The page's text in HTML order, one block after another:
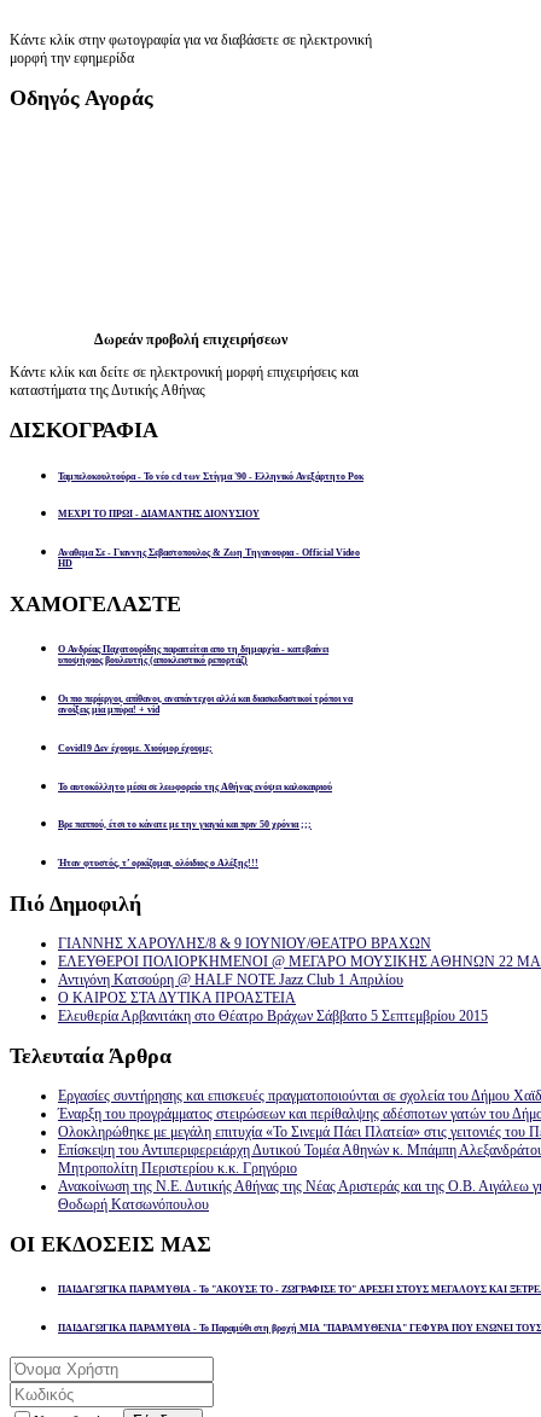
Κάντε κλίκ στην φωτογραφία για να διαβάσετε σε ηλεκτρονική
μορφή την εφημερίδα
Οδηγός Αγοράς
Δωρεάν προβολή επιχειρήσεων
Κάντε κλίκ και δείτε σε ηλεκτρονική μορφή επιχειρήσεις και
καταστήματα της Δυτικής Αθήνας
ΔΙΣΚΟΓΡΑΦΙΑ
Ταμπελοκουλτούρα - Το νέο cd των Στίγμα '90 - Ελληνικό Ανεξάρτητο Ροκ
ΜΕΧΡΙ ΤΟ ΠΡΩΙ - ΔΙΑΜΑΝΤΗΣ ΔΙΟΝΥΣΙΟΥ
Αναθεμα Σε - Γιαννης Σεβαστοπουλος & Ζωη Τηγανουρια - Official Video
HD
ΧΑΜΟΓΕΛΑΣΤΕ
Ο Ανδρέας Παχατουρίδης παραιτείται απο τη δημαρχία - κατεβαίνει
υποψήφιος βουλευτής (αποκλειστικό ρεπορτάζ)
Οι πιο περίεργοι, απίθανοι, αναπάντεχοι αλλά και διασκεδαστικοί τρόποι να
ανοίξεις μία μπύρα! + vid
Covid19 Δεν έχουμε. Χιούμορ έχουμε;
Το αυτοκόλλητο μέσα σε λεωφορείο της Αθήνας ενόψει καλοκαιριού
Βρε παππού, έτσι το κάνατε με την γιαγιά και πριν 50 χρόνια ;;;
Ήταν φτυστός, τ’ ορκίζομαι, ολόιδιος ο Αλέξης!!!
Πιό Δημοφιλή
ΓΙΑΝΝΗΣ ΧΑΡΟΥΛΗΣ/8 & 9 ΙΟΥΝΙΟΥ/ΘΕΑΤΡΟ ΒΡΑΧΩΝ
ΕΛΕΥΘΕΡΟΙ ΠΟΛΙΟΡΚΗΜΕΝΟΙ @ ΜΕΓΑΡΟ ΜΟΥΣΙΚΗΣ ΑΘΗΝΩΝ 22
Αντιγόνη Κατσούρη @ HALF NOTE Jazz Club 1 Απριλίου
Ο ΚΑΙΡΟΣ ΣΤΑ ΔΥΤΙΚΑ ΠΡΟΑΣΤΕΙΑ
Ελευθερία Αρβανιτάκη στο Θέατρο Βράχων Σάββατο 5 Σεπτεμβρίου 2015
Τελευταία Άρθρα
Εργασίες συντήρησης και επισκευές πραγματοποιούνται σε σχολεία του Δήμου
Έναρξη του προγράμματος στειρώσεων και περίθαλψης αδέσποτων γατών του
Ολοκληρώθηκε με μεγάλη επιτυχία «Το Σινεμά Πάει Πλατεία» στις γειτονιές του
Επίσκεψη του Αντιπεριφερειάρχη Δυτικού Τομέα Αθηνών κ. Μπάμπη
Μητροπολίτη Περιστερίου κ.κ. Γρηγόριο
Ανακοίνωση της Ν.Ε. Δυτικής Αθήνας της Νέας Αριστεράς και της Ο.Β. Αιγάλεω
Θοδωρή Κατσωνόπουλου
ΟΙ ΕΚΔΟΣΕΙΣ ΜΑΣ
ΠΑΙΔΑΓΩΓΙΚΑ ΠΑΡΑΜΥΘΙΑ - Το "ΑΚΟΥΣΕ ΤΟ - ΖΩΓΡΑΦΙΣΕ ΤΟ" ΑΡΕΣΕΙ ΣΤΟΥΣ ΜΕΓΑΛΟΥΣ ΚΑΙ
ΠΑΙΔΑΓΩΓΙΚΑ ΠΑΡΑΜΥΘΙΑ - Το Παραμύθι στη βροχή ΜΙΑ "ΠΑΡΑΜΥΘΕΝΙΑ" ΓΕΦΥΡΑ ΠΟΥ ΕΝΩΝΕΙ